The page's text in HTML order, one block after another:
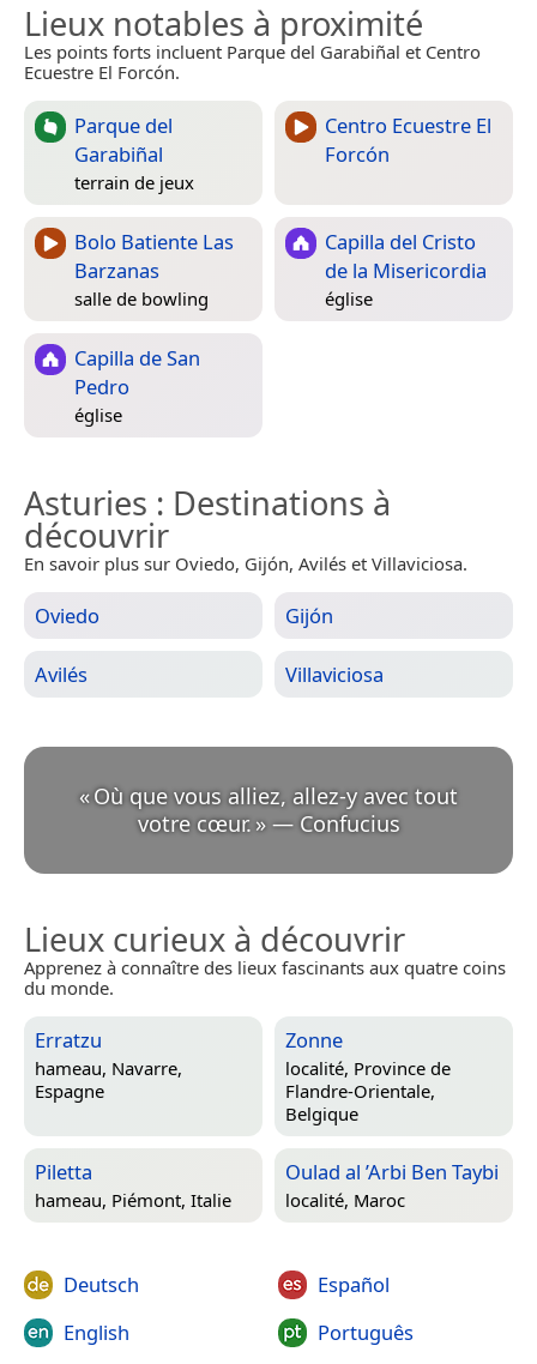
Lieux notables à proximité
Les points forts incluent Parque del Garabiñal et Centro
Ecuestre El Forcón.
Parque del
Garabiñal
terrain de jeux
Centro Ecuestre El
Forcón
Bolo Batiente Las
Barzanas
salle de bowling
Capilla del Cristo
de la Misericordia
église
Capilla de San
Pedro
église
Asturies : Destinations à
découvrir
En savoir plus sur Oviedo, Gijón, Avilés et Villaviciosa.
Oviedo Gijón
Avilés Villaviciosa
«Où que vous alliez, allez-y avec tout
votre cœur. » — Confucius
Lieux curieux à découvrir
Apprenez à connaître des lieux fascinants aux quatre coins
du monde.
Erratzu
hameau, Navarre,
Espagne
Zonne
localité, Province de
Flandre-Orientale,
Belgique
Piletta
hameau, Piémont, Italie
Oulad al ’Arbi Ben Taybi
localité, Maroc
Deutsch
English
Español
Português